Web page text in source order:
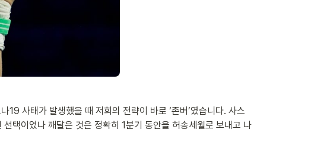
19 사태가 발생했을 때 저희의 전략이 바로 ‘존버’였습니다. 사스
택이었나 깨달은 것은 정확히 1분기 동안을 허송세월로 보내고 나